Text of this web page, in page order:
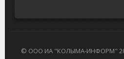
© ООО ИА "КОЛЫМА-ИНФОРМ"